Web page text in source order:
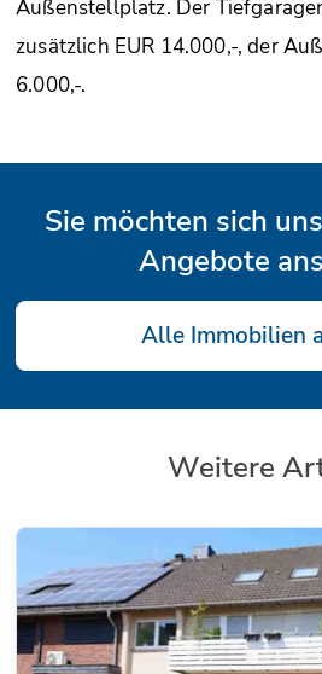
Außenstellplatz. Der
zusätzlich EUR 14.000,-, der
6.000,-.
Sie möchten sich
Angebote
Alle Immobilien
Weitere